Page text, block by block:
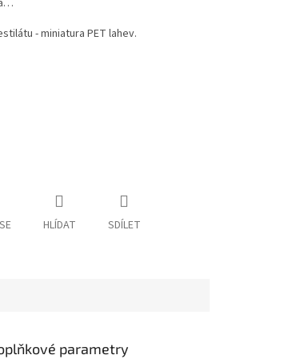
- miniatura PET lahev.
HLÍDAT SDÍLET
parametry